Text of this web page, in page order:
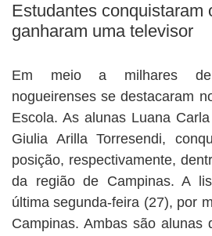
Estudantes conquistaram
ganharam uma televisor
Em meio a milhares de
nogueirenses se destacaram
Escola. As alunas Luana
Giulia Arilla Torresendi,
posição, respectivamente,
da região de Campinas. A
última segunda-feira (27), por
Campinas. Ambas são alunas